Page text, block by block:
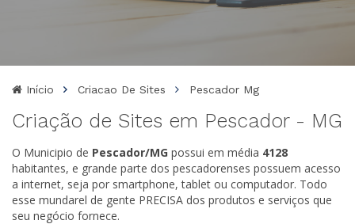
Início Criacao De Sites Pescador Mg
Criação de Sites em Pescador - MG
O Municipio de Pescador/MG possui em média 4128
habitantes, e grande parte dos pescadorenses possuem acesso
a internet, seja por smartphone, tablet ou computador. Todo
esse mundarel de gente PRECISA dos produtos e serviços que
seu negócio fornece.